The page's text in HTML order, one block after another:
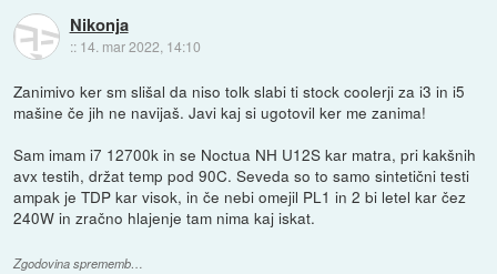
Nikonja
:: 14. mar 2022, 14:10
Zanimivo ker sm slišal da niso tolk slabi ti stock coolerji za i3 in i5
mašine če jih ne navijaš. Javi kaj si ugotovil ker me zanima!
Sam imam i7 12700k in se Noctua NH U12S kar matra, pri kakšnih
avx testih, držat temp pod 90C. Seveda so to samo sintetični testi
ampak je TDP kar visok, in če nebi omejil PL1 in 2 bi letel kar čez
240W in zračno hlajenje tam nima kaj iskat.
Zgodovina sprememb…